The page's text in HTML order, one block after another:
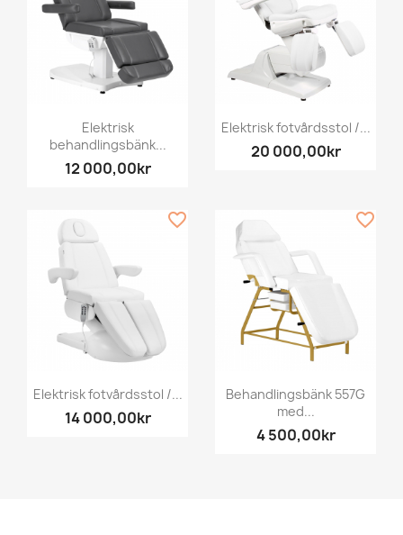
Elektrisk
behandlingsbänk...
12 000,00kr
Elektrisk fotvårdsstol /...
20 000,00kr
Elektrisk fotvårdsstol /...
14 000,00kr
favorite_border
Behandlingsbänk 557G
med...
4 500,00kr
favorite_border